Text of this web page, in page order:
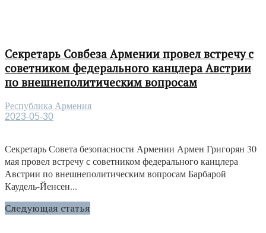
Секретарь Совбеза Армении провел встречу с
советником федерального канцлера Австрии
по внешнеполитическим вопросам
Республика Армения
2023-05-30
Секретарь Совета безопасности Армении Армен Григорян 30
мая провел встречу с советником федерального канцлера
Австрии по внешнеполитическим вопросам Барбарой
Каудель-Йенсен...
Следующая статья